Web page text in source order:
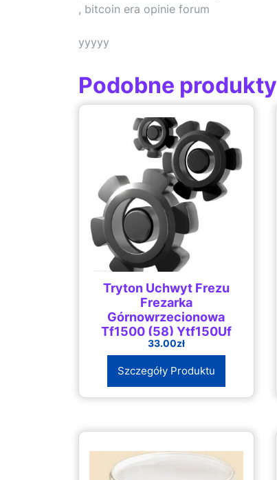
, bitcoin era opinie forum
yyyyy
Podobne produkty
Tryton Uchwyt Frezu
Frezarka
Górnowrzecionowa
Tf1500 (58) Ytf150Uf
33.00zł
Szczegóły Produktu